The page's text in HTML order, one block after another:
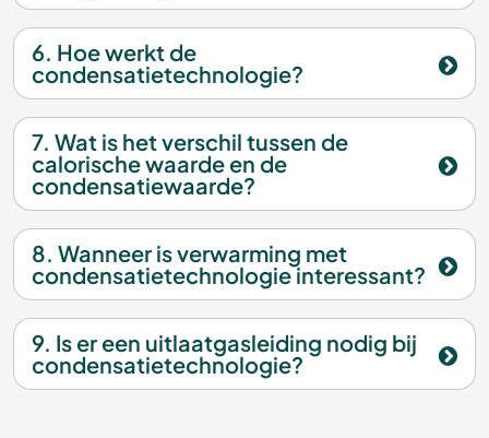
6. Hoe werkt de
condensatietechnologie?
7. Wat is het verschil tussen de
calorische waarde en de
condensatiewaarde?
8. Wanneer is verwarming met
condensatietechnologie interessant?
9. Is er een uitlaatgasleiding nodig bij
condensatietechnologie?